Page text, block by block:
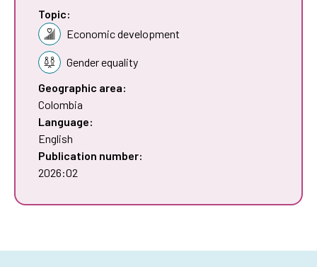
Topic:
Economic development
Gender equality
Geographic area:
Colombia
Language:
English
Publication number:
2026:02